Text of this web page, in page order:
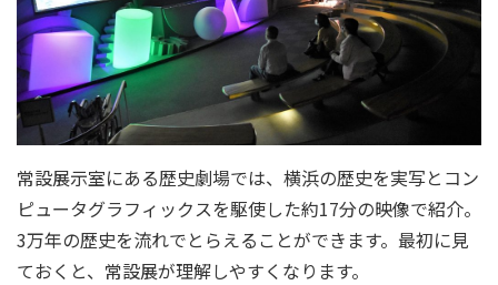
常設展示室にある歴史劇場では、横浜の歴史を実写とコン
ピュータグラフィックスを駆使した約17分の映像で紹介。
3万年の歴史を流れでとらえることができます。最初に見
ておくと、常設展が理解しやすくなります。